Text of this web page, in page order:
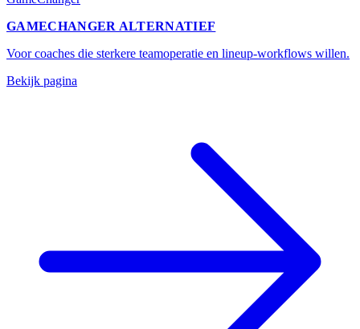
GAMECHANGER ALTERNATIEF
Voor coaches die sterkere teamoperatie en lineup-workflows willen.
Bekijk pagina